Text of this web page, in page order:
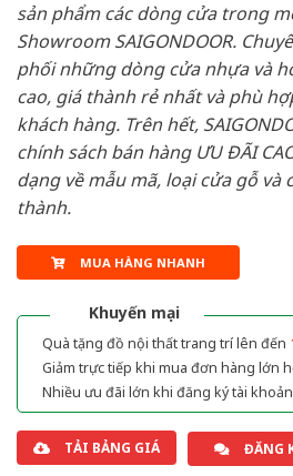
sản phẩm các dòng cửa trong
Showroom SAIGONDOOR.
phối những dòng cửa nhựa và
cao, giá thành rẻ nhất và phù
khách hàng. Trên hết,
chính sách bán hàng ƯU ĐÃI
dạng về mẫu mã, loại cửa gỗ và
thành.
MUA HÀNG NHANH
Khuyến mại
Quà tặng đồ nội thất trang trí lên đến
Giảm trực tiếp khi mua đơn hàng lớn
Nhiều ưu đãi lớn khi đăng ký tài
TẢI BẢNG GIÁ ĐĂNG